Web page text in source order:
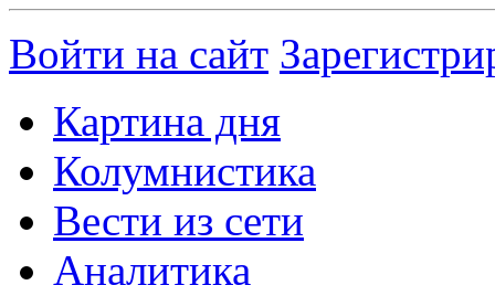
Войти на сайт
Картина дня
Колумнистика
Вести из сети
Аналитика